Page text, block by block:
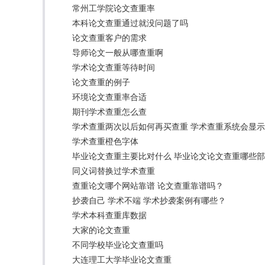
常州工学院论文查重率
本科论文查重通过就没问题了吗
论文查重客户的需求
导师论文一般从哪查重啊
学术论文查重等待时间
论文查重的例子
环境论文查重率合适
期刊学术查重怎么查
学术查重两次以后如何再买查重 学术查重系统会显
学术查重橙色字体
毕业论文查重主要比对什么 毕业论文论文查重哪些
同义词替换过学术查重
查重论文哪个网站靠谱 论文查重靠谱吗？
抄袭自己 学术不端 学术抄袭案例有哪些？
学术本科查重库数据
大家的论文查重
不同学校毕业论文查重吗
大连理工大学毕业论文查重